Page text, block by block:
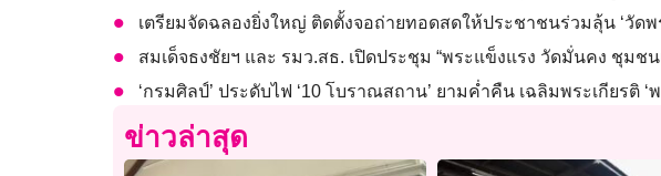
เตรียมจัดฉลองยิ่งใหญ่ ติดตั้งจอถ่ายทอดสดให้ประชาชนร่วมลุ้น ‘วัดพ
สมเด็จธงชัยฯ และ รมว.สธ. เปิดประชุม “พระแข็งแรง วัดมั่นคง ชุมชน
‘กรมศิลป์’ ประดับไฟ ‘10 โบราณสถาน’ ยามค่ำคืน เฉลิมพระเกียรติ ‘
ข่าวล่าสุด